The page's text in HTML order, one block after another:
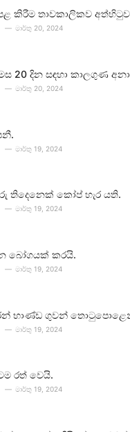
කිරීම තාවකාලිකව
මාර්තු 20, 2024
20 දින සඳහා කාලගුණ
මාර්තු 20, 2024
මාර්තු 19, 2024
තිදෙනෙක් කෝප් හැර යති.
මාර්තු 19, 2024
බෝගයක් කරයි.
මාර්තු 19, 2024
භාණ්ඩ ගුවන්
මාර්තු 19, 2024
රත් වෙයි.
මාර්තු 19, 2024